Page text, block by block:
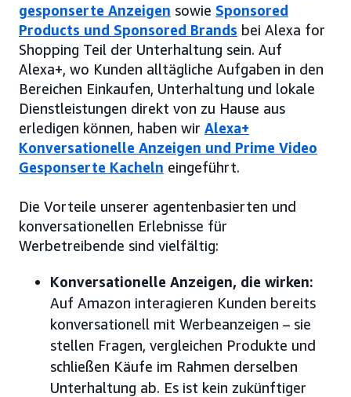
gesponserte Anzeigen sowie Sponsored
Products und Sponsored Brands bei Alexa for
Shopping Teil der Unterhaltung sein. Auf
Alexa+, wo Kunden alltägliche Aufgaben in den
Bereichen Einkaufen, Unterhaltung und lokale
Dienstleistungen direkt von zu Hause aus
erledigen können, haben wir Alexa+
Konversationelle Anzeigen und Prime Video
Gesponserte Kacheln eingeführt.
Die Vorteile unserer agentenbasierten und
konversationellen Erlebnisse für
Werbetreibende sind vielfältig:
Konversationelle Anzeigen, die wirken:
Auf Amazon interagieren Kunden bereits
konversationell mit Werbeanzeigen – sie
stellen Fragen, vergleichen Produkte und
schließen Käufe im Rahmen derselben
Unterhaltung ab. Es ist kein zukünftiger